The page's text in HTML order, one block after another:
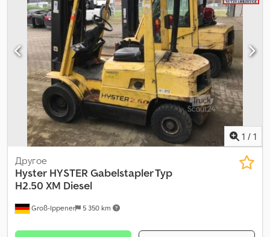
кондиционер, сажевый фильтр,
1 / 1
Groß-Ippener 5 350 km
Другое
Hyster HYSTER Gabelstapler Typ
H2.50 XM Diesel